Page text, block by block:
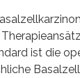
ist die